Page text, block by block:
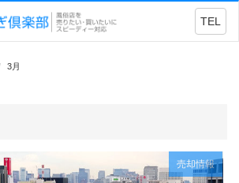
TEL
3月
売却情報